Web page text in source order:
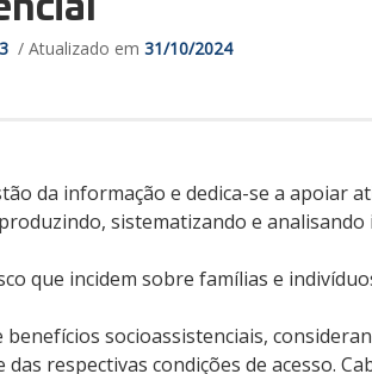
/ Atualizado em 31/10/2024
da informação e dedica-se a apoiar
sistematizando e
que incidem sobre famílias e
socioassistenciais,
respectivas condições de acesso.